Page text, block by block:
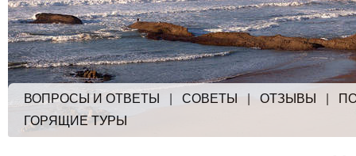
ВОПРОСЫ И ОТВЕТЫ СОВЕТЫ ОТЗЫВЫ
ГОРЯЩИЕ ТУРЫ